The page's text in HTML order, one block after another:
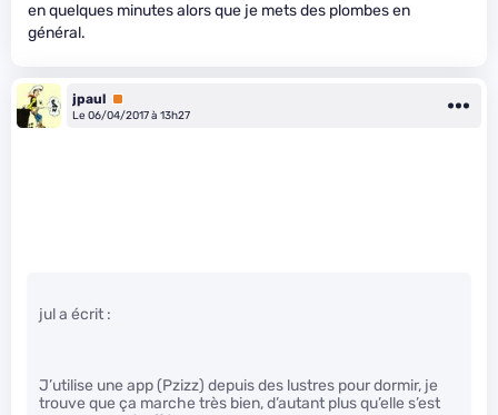
en quelques minutes alors que je mets des plombes en
général.
jpaul Premium
Le 06/04/2017 à 13h27
jul a écrit :
J’utilise une app (Pzizz) depuis des lustres pour dormir, je
trouve que ça marche très bien, d’autant plus qu’elle s’est